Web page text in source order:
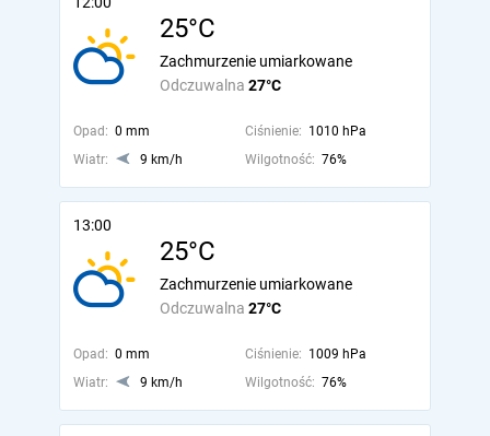
25°C
Odczuwalna 27°C
Zachmurzenie umiarkowane
Opad: 0 mm Ciśnienie: 1010 hPa
Wiatr:
9 km/h Wilgotność: 76%
13:00
25°C
Odczuwalna 27°C
Zachmurzenie umiarkowane
Opad: 0 mm Ciśnienie: 1009 hPa
Wiatr:
9 km/h Wilgotność: 76%